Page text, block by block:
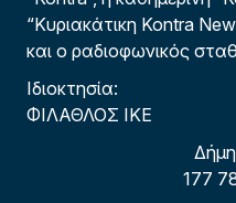
“Κυριακάτικη Kontra
και ο ραδιοφωνικός
Ιδιοκτησία:
ΦΙΛΑΘΛΟΣ ΙΚΕ
177